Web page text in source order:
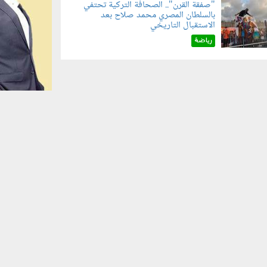
"صفقة القرن".. الصحافة التركية تحتفي
بالسلطان المصري محمد صلاح بعد
الاستقبال التاريخي
رياضة